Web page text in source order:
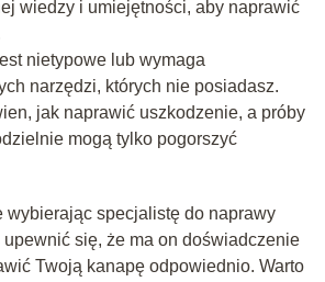
wiedzy i umiejętności, aby naprawić
nietypowe lub wymaga
narzędzi, których nie posiadasz.
jak naprawić uszkodzenie, a próby
mogą tylko pogorszyć
wybierając specjalistę do naprawy
się, że ma on doświadczenie
Twoją kanapę odpowiednio. Warto